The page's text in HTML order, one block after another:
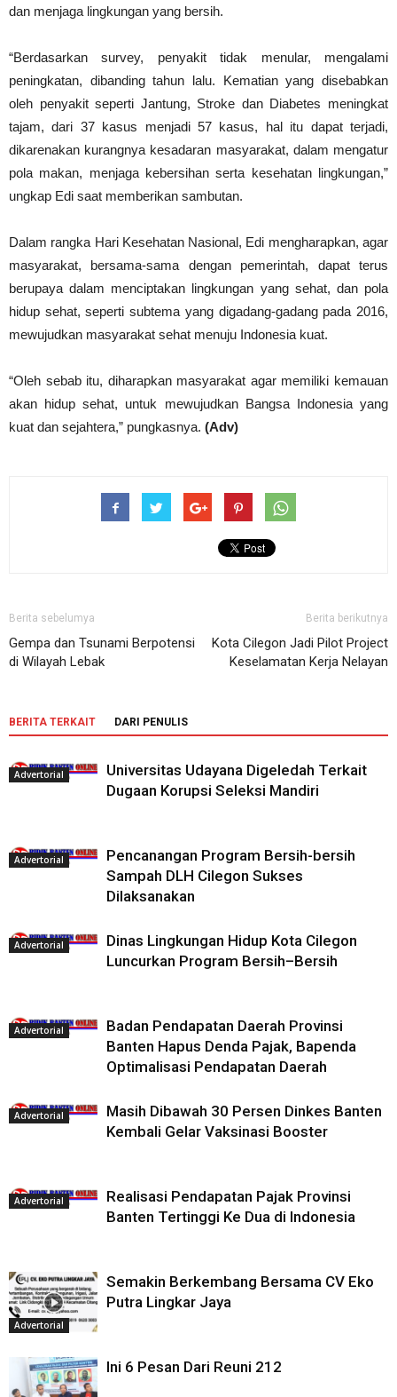
dan menjaga lingkungan yang bersih.
“Berdasarkan survey, penyakit tidak menular, mengalami
peningkatan, dibanding tahun lalu. Kematian yang disebabkan
oleh penyakit seperti Jantung, Stroke dan Diabetes meningkat
tajam, dari 37 kasus menjadi 57 kasus, hal itu dapat terjadi,
dikarenakan kurangnya kesadaran masyarakat, dalam mengatur
pola makan, menjaga kebersihan serta kesehatan lingkungan,”
ungkap Edi saat memberikan sambutan.
Dalam rangka Hari Kesehatan Nasional, Edi mengharapkan, agar
masyarakat, bersama-sama dengan pemerintah, dapat terus
berupaya dalam menciptakan lingkungan yang sehat, dan pola
hidup sehat, seperti subtema yang digadang-gadang pada 2016,
mewujudkan masyarakat sehat menuju Indonesia kuat.
“Oleh sebab itu, diharapkan masyarakat agar memiliki kemauan
akan hidup sehat, untuk mewujudkan Bangsa Indonesia yang
kuat dan sejahtera,” pungkasnya. (Adv)
Berita sebelumya
Gempa dan Tsunami Berpotensi
di Wilayah Lebak
Berita berikutnya
Kota Cilegon Jadi Pilot Project
Keselamatan Kerja Nelayan
BERITA TERKAIT DARI PENULIS
Advertorial
Universitas Udayana Digeledah Terkait
Dugaan Korupsi Seleksi Mandiri
Advertorial
Pencanangan Program Bersih-bersih
Sampah DLH Cilegon Sukses
Dilaksanakan
Advertorial
Dinas Lingkungan Hidup Kota Cilegon
Luncurkan Program Bersih–Bersih
Advertorial
Badan Pendapatan Daerah Provinsi
Banten Hapus Denda Pajak, Bapenda
Optimalisasi Pendapatan Daerah
Advertorial
Masih Dibawah 30 Persen Dinkes Banten
Kembali Gelar Vaksinasi Booster
Advertorial
Realisasi Pendapatan Pajak Provinsi
Banten Tertinggi Ke Dua di Indonesia
Advertorial
Semakin Berkembang Bersama CV Eko
Putra Lingkar Jaya
Ini 6 Pesan Dari Reuni 212